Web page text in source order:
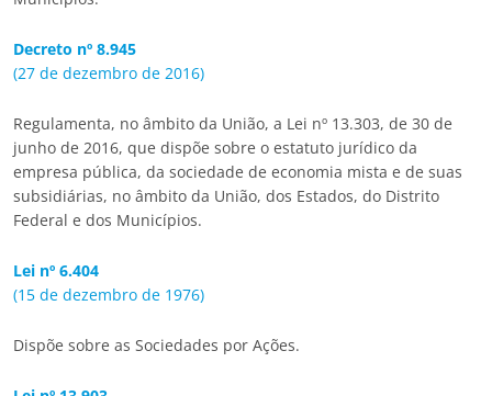
Decreto nº 8.945
(27 de dezembro de 2016)
Regulamenta, no âmbito da União, a Lei nº 13.303, de 30 de
junho de 2016, que dispõe sobre o estatuto jurídico da
empresa pública, da sociedade de economia mista e de suas
subsidiárias, no âmbito da União, dos Estados, do Distrito
Federal e dos Municípios.
Lei nº 6.404
(15 de dezembro de 1976)
Dispõe sobre as Sociedades por Ações.